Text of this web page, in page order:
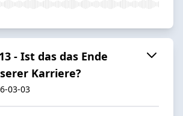
- Ist das das Ende
Karriere?
03-03